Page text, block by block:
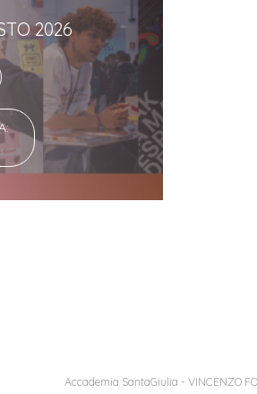
2026
Accademia SantaGiulia - VINCENZO